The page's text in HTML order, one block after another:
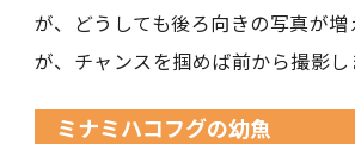
が、どうしても後ろ向きの写真が
が、チャンスを掴めば前から撮影し
ミナミハコフグの幼魚